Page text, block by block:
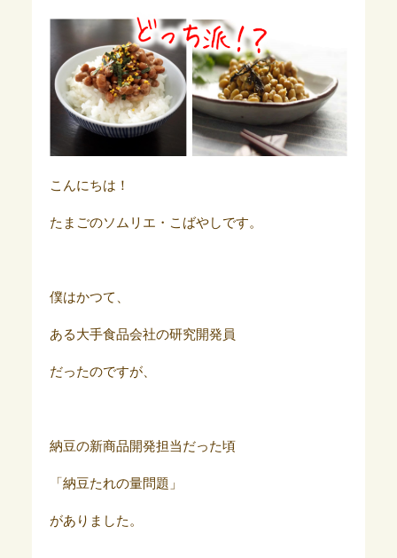
こんにちは！
たまごのソムリエ・こばやしです。
僕はかつて、
ある大手食品会社の研究開発員
だったのですが、
納豆の新商品開発担当だった頃
「納豆たれの量問題」
がありました。